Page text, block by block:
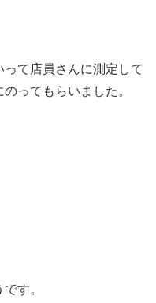
て店員さんに測定して
ってもらいました。
す。